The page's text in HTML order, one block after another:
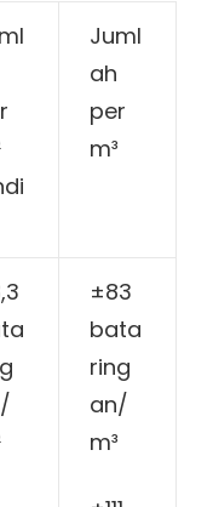
Juml
ah
per
m³
±83
bata
ring
an/
m³